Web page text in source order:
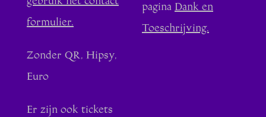
formulier.
Zonder QR, Hipsy,
Euro
Er zijn ook tickets
pagina Dank en
Toeschrijving.